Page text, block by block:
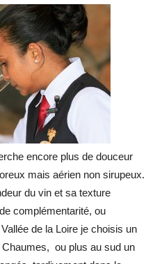
encore plus de douceur
mais aérien non sirupeux.
du vin et sa texture
complémentarité, ou
de la Loire je choisis un
ou plus au sud un